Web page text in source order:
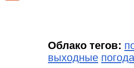
Облако тегов:
выходные